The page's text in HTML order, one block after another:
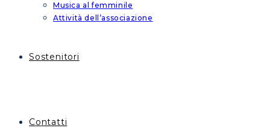
Musica al femminile
Attività dell’associazione
Sostenitori
Contatti